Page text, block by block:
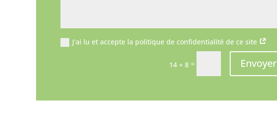
J'ai lu et accepte la politique de confidentialité de ce site
14 + 8 = Envoyer